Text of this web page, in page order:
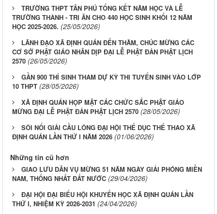
TRƯỜNG THPT TÂN PHÚ TỔNG KẾT NĂM HỌC VÀ LỄ
TRƯỜNG THÀNH - TRI ÂN CHO 440 HỌC SINH KHỐI 12 NĂM
HỌC 2025-2026. (25/05/2026)
LÃNH ĐẠO XÃ ĐỊNH QUÁN ĐẾN THĂM, CHÚC MỪNG CÁC
CƠ SỞ PHẬT GIÁO NHÂN DỊP ĐẠI LỄ PHẬT ĐẢN PHẬT LỊCH
2570 (26/05/2026)
GẦN 900 THÍ SINH THAM DỰ KỲ THI TUYỂN SINH VÀO LỚP
10 THPT (28/05/2026)
XÃ ĐỊNH QUÁN HỌP MẶT CÁC CHỨC SẮC PHẬT GIÁO
MỪNG ĐẠI LỄ PHẬT ĐẢN PHẬT LỊCH 2570 (28/05/2026)
SÔI NỔI GIẢI CẦU LÔNG ĐẠI HỘI THỂ DỤC THỂ THAO XÃ
ĐỊNH QUÁN LẦN THỨ I NĂM 2026 (01/06/2026)
Những tin cũ hơn
GIAO LƯU DÂN VỤ MỪNG 51 NĂM NGÀY GIẢI PHÓNG MIỀN
NAM, THỐNG NHẤT ĐẤT NƯỚC (29/04/2026)
ĐẠI HỘI ĐẠI BIỂU HỘI KHUYẾN HỌC XÃ ĐỊNH QUÁN LẦN
THỨ I, NHIỆM KỲ 2026-2031 (24/04/2026)